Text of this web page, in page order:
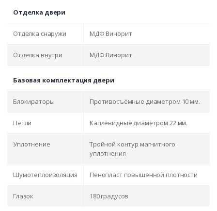
Отделка двери
Отделка снаружи МДФ Винорит
Отделка внутри МДФ Винорит
Базовая комплектация двери
Блокираторы Противосъёмные диаметром 10 мм.
Петли Каплевидные диаметром 22 мм.
Уплотнение
Тройной контур магнитного
уплотнения
Шумотеплоизоляция Пенопласт повышенной плотности
Глазок 180 градусов